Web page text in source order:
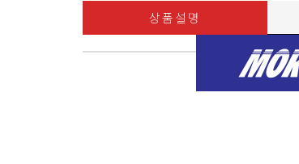
상품설명